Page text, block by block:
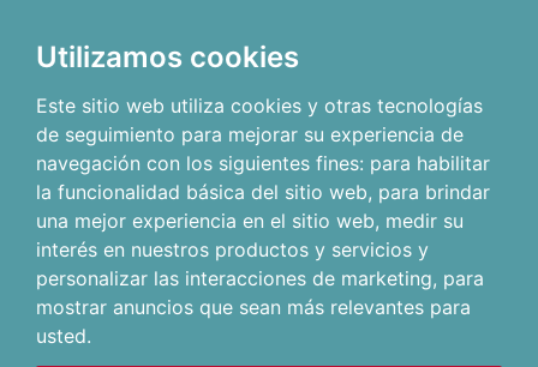
Utilizamos cookies
Este sitio web utiliza cookies y otras tecnologías
de seguimiento para mejorar su experiencia de
navegación con los siguientes fines: para habilitar
la funcionalidad básica del sitio web, para brindar
una mejor experiencia en el sitio web, medir su
interés en nuestros productos y servicios y
personalizar las interacciones de marketing, para
mostrar anuncios que sean más relevantes para
usted.